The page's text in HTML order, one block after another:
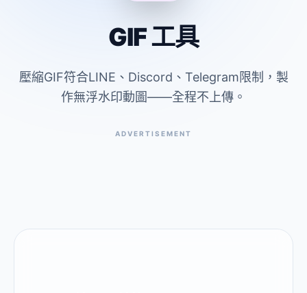
GIF 工具
壓縮GIF符合LINE、Discord、Telegram限制，製
作無浮水印動圖——全程不上傳。
ADVERTISEMENT